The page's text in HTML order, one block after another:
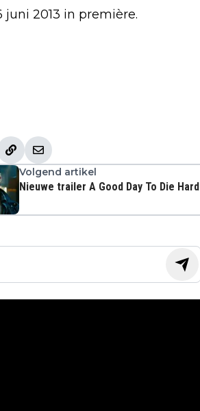
2013 in première.
Volgend artikel
Nieuwe trailer A Good Day To Die Hard